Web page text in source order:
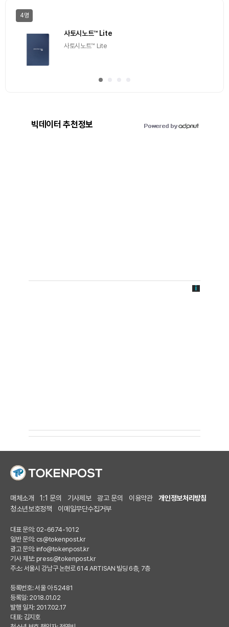
일반
[Episode 12] IXO™2024 참여하고, 2억원 상당 에어
드랍 받자!
빅데이터 추천정보
매체소개 1:1 문의 기사제보 광고 문의 이용약관
개인정보처리방침
청소년보호정책
이메일무단수집거부
대표 문의: 02-6674-1012
일반 문의: cs@tokenpost.kr
광고 문의: info@tokenpost.kr
기사 제보: press@tokenpost.kr
주소: 서울시 강남구 논현로 614 ARTISAN 빌딩 6층, 7층
등록번호: 서울 아 52481
등록일: 2018.01.02
발행 일자: 2017.02.17
대표: 김지호